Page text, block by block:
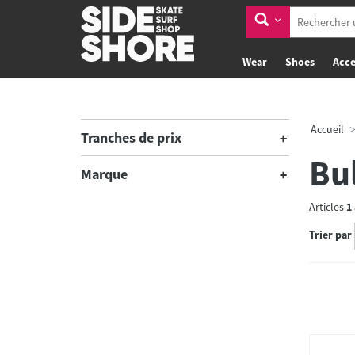
Wear Shoes
Tranches de prix
Marque
Accueil
Articles 1
Trier par